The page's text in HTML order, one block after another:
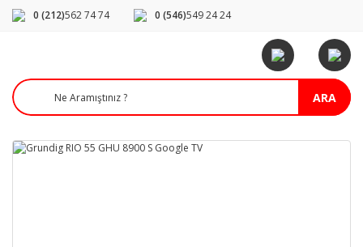
0 (212)562 74 74 0 (546)549 24 24
ARA